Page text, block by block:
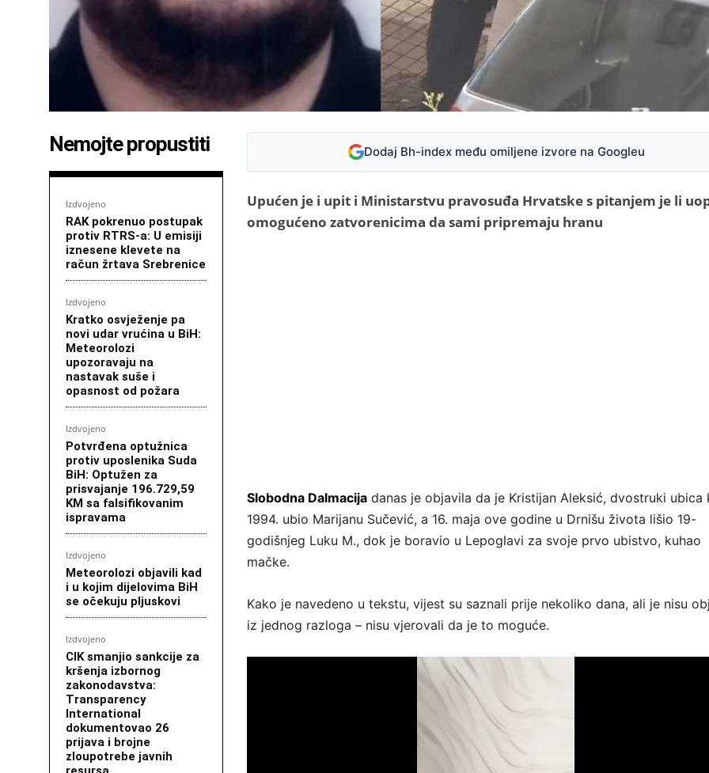
Nemojte propustiti
Izdvojeno
RAK pokrenuo postupak
protiv RTRS-a: U emisiji
iznesene klevete na
račun žrtava Srebrenice
Izdvojeno
Kratko osvježenje pa
novi udar vrućina u BiH:
Meteorolozi
upozoravaju na
nastavak suše i
opasnost od požara
Izdvojeno
Potvrđena optužnica
protiv uposlenika Suda
BiH: Optužen za
prisvajanje 196.729,59
KM sa falsifikovanim
ispravama
Izdvojeno
Meteorolozi objavili kad
i u kojim dijelovima BiH
se očekuju pljuskovi
Izdvojeno
CIK smanjio sankcije za
kršenja izbornog
zakonodavstva:
Transparency
International
dokumentovao 26
prijava i brojne
zloupotrebe javnih
Dodaj Bh-index među omiljene izvore na Googleu
Upućen je i upit i Ministarstvu pravosuđa Hrvatske s pitanjem je li
omogućeno zatvorenicima da sami pripremaju hranu
Slobodna Dalmacija danas je objavila da je Kristijan Aleksić, dvostruki ubica
1994. ubio Marijanu Sučević, a 16. maja ove godine u Drnišu života lišio 19-
godišnjeg Luku M., dok je boravio u Lepoglavi za svoje prvo ubistvo, kuhao
mačke.
Kako je navedeno u tekstu, vijest su saznali prije nekoliko dana, ali je nisu
iz jednog razloga – nisu vjerovali da je to moguće.